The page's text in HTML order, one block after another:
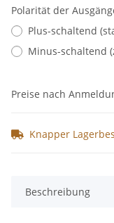
Polarität der
Plus-schaltend
Minus-schaltend
Preise nach
Knapper
Beschreibung